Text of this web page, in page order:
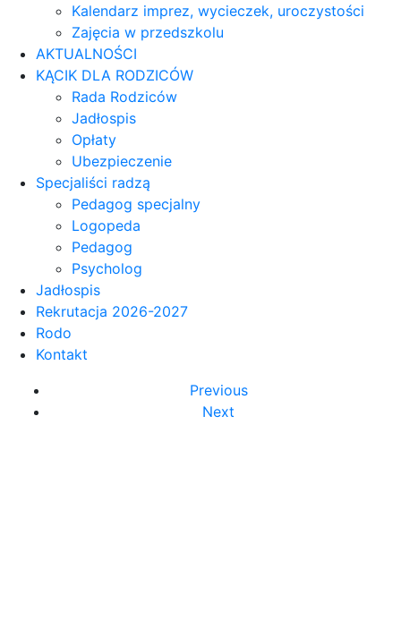
Kalendarz imprez, wycieczek, uroczystości
Zajęcia w przedszkolu
AKTUALNOŚCI
KĄCIK DLA RODZICÓW
Rada Rodziców
Jadłospis
Opłaty
Ubezpieczenie
Specjaliści radzą
Pedagog specjalny
Logopeda
Pedagog
Psycholog
Jadłospis
Rekrutacja 2026-2027
Rodo
Kontakt
Previous
Next